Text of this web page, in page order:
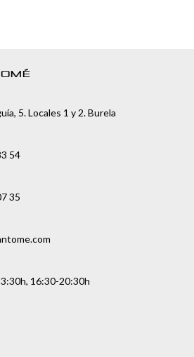
5. Locales 1 y 2. Burela
54
35
16:30-20:30h